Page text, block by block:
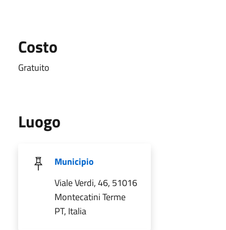
Costo
Gratuito
Luogo
Municipio
Viale Verdi, 46, 51016
Montecatini Terme
PT, Italia